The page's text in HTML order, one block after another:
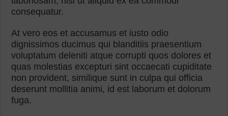
consequatur.
At vero eos et accusamus et iusto odio
dignissimos ducimus qui blanditiis praesentium
voluptatum deleniti atque corrupti quos dolores et
quas molestias excepturi sint occaecati cupiditate
non provident, similique sunt in culpa qui officia
deserunt mollitia animi, id est laborum et dolorum
fuga.